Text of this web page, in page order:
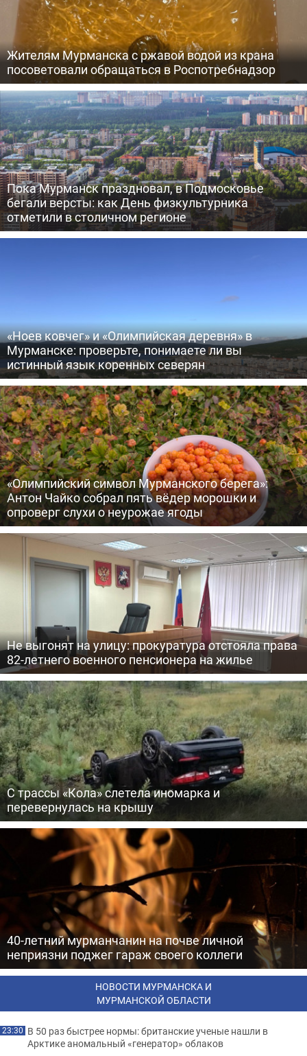
Жителям Мурманска с ржавой водой из крана
посоветовали обращаться в Роспотребнадзор
Пока Мурманск праздновал, в Подмосковье
бегали версты: как День физкультурника
отметили в столичном регионе
«Ноев ковчег» и «Олимпийская деревня» в
Мурманске: проверьте, понимаете ли вы
истинный язык коренных северян
«Олимпийский символ Мурманского берега»:
Антон Чайко собрал пять вёдер морошки и
опроверг слухи о неурожае ягоды
Не выгонят на улицу: прокуратура отстояла права
82-летнего военного пенсионера на жилье
С трассы «Кола» слетела иномарка и
перевернулась на крышу
40-летний мурманчанин на почве личной
неприязни поджег гараж своего коллеги
НОВОСТИ МУРМАНСКА И
МУРМАНСКОЙ ОБЛАСТИ
23:30 В 50 раз быстрее нормы: британские ученые нашли в
Арктике аномальный «генератор» облаков